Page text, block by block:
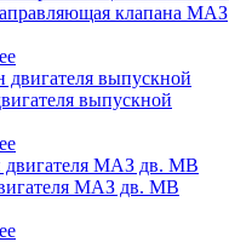
клапана МАЗ
выпускной
МАЗ дв. МВ